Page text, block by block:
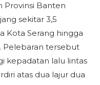
Provinsi Banten
sekitar 3,5
Kota Serang hingga
Pelebaran tersebut
kepadatan lalu lintas
atas dua lajur dua